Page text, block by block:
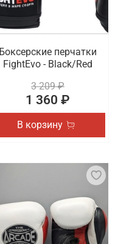
Боксерские перчатки
FightEvo - Black/Red
3 209 ₽
1 360 ₽
В корзину